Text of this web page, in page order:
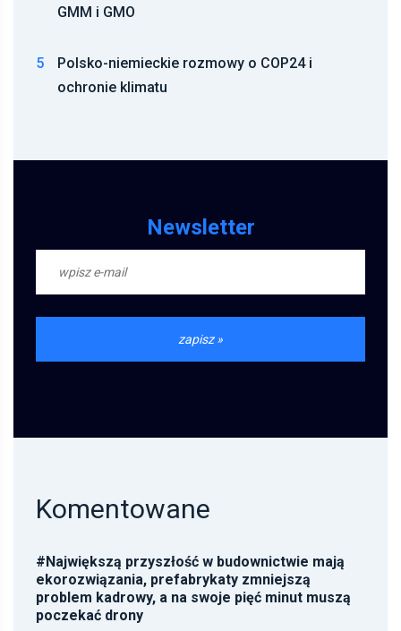
GMM i GMO
5
Polsko-niemieckie rozmowy o COP24 i
ochronie klimatu
Newsletter
Komentowane
# Największą przyszłość w budownictwie mają
ekorozwiązania, prefabrykaty zmniejszą
problem kadrowy, a na swoje pięć minut muszą
poczekać drony